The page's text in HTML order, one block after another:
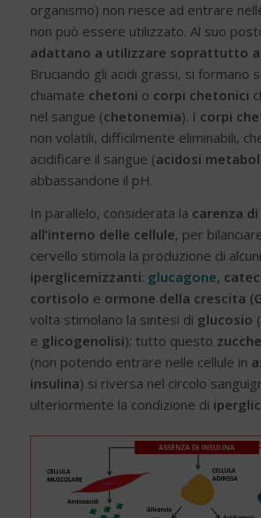
organismo) non riesce ad entrare
non può essere utilizzato. Al suo
adattano a utilizzare soprattutto
Bruciando gli acidi grassi, si formano
chiamate chetoni o corpi chetonici
nel sangue (chetonemia). I corpi
non volatili, difficilmente eliminabili,
acidificare il sangue (acidosi
abbassandone il pH.
In parallelo, considerata la carenza
all’interno delle cellule, per
cervello stimola la produzione di alcuni
iperglicemizzanti: glucagone,
cortisolo e ormone della crescita
volta stimolano la sintesi di glucosio (
e glicogenolisi); tutto questo
(non potendo entrare nelle cellule in
insulina) si riversa nel circolo
ulteriormente la condizione di